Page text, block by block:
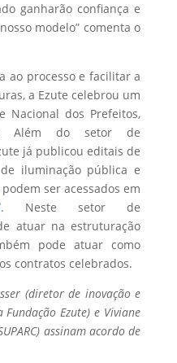
ganharão confiança e
modelo” comenta o
ao processo e facilitar a
a Ezute celebrou um
Nacional dos Prefeitos,
Além do setor de
já publicou editais de
iluminação pública e
ser acessados em
. Neste setor de
atuar na estruturação
pode atuar como
contratos celebrados.
(diretor de inovação e
Ezute) e Viviane
assinam acordo de